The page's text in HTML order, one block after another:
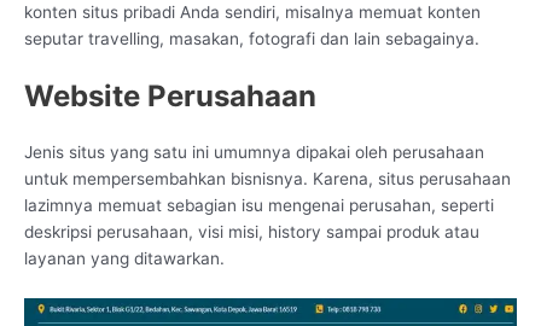
konten situs pribadi Anda sendiri, misalnya memuat konten
seputar travelling, masakan, fotografi dan lain sebagainya.
Website Perusahaan
Jenis situs yang satu ini umumnya dipakai oleh perusahaan
untuk mempersembahkan bisnisnya. Karena, situs perusahaan
lazimnya memuat sebagian isu mengenai perusahan, seperti
deskripsi perusahaan, visi misi, history sampai produk atau
layanan yang ditawarkan.